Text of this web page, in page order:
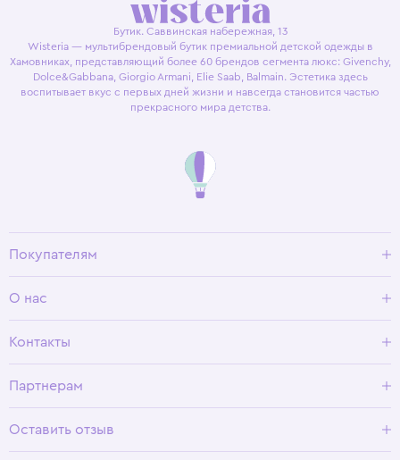
Бутик. Саввинская набережная, 13
Wisteria — мультибрендовый бутик премиальной детской одежды в
Хамовниках, представляющий более 60 брендов сегмента люкс: Givenchy,
Dolce&Gabbana, Giorgio Armani, Elie Saab, Balmain. Эстетика здесь
воспитывает вкус с первых дней жизни и навсегда становится частью
прекрасного мира детства.
Покупателям
Условия возврата
О нас
Программа лояльности
Контакты
Партнерам
Оставить отзыв